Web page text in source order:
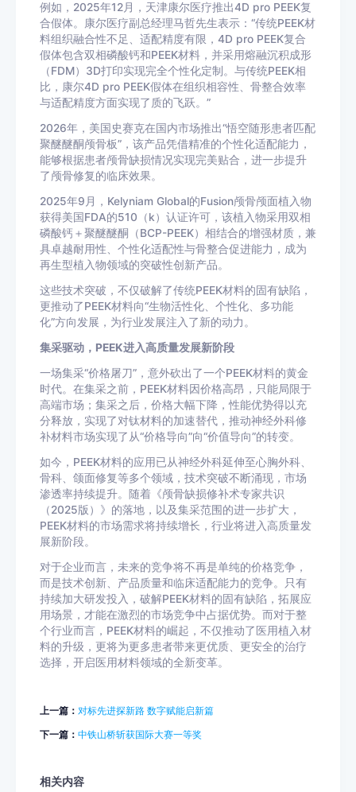
例如，2025年12月，天津康尔医疗推出4D pro PEEK复
合假体。康尔医疗副总经理马哲先生表示：“传统PEEK材
料组织融合性不足、适配精度有限，4D pro PEEK复合
假体包含双相磷酸钙和PEEK材料，并采用熔融沉积成形
（FDM）3D打印实现完全个性化定制。与传统PEEK相
比，康尔4D pro PEEK假体在组织相容性、骨整合效率
与适配精度方面实现了质的飞跃。”
2026年，美国史赛克在国内市场推出“悟空随形患者匹配
聚醚醚酮颅骨板”，该产品凭借精准的个性化适配能力，
能够根据患者颅骨缺损情况实现完美贴合，进一步提升
了颅骨修复的临床效果。
2025年9月，Kelyniam Global的Fusion颅骨颅面植入物
获得美国FDA的510（k）认证许可，该植入物采用双相
磷酸钙＋聚醚醚酮（BCP-PEEK）相结合的增强材质，兼
具卓越耐用性、个性化适配性与骨整合促进能力，成为
再生型植入物领域的突破性创新产品。
这些技术突破，不仅破解了传统PEEK材料的固有缺陷，
更推动了PEEK材料向“生物活性化、个性化、多功能
化”方向发展，为行业发展注入了新的动力。
集采驱动，PEEK进入高质量发展新阶段
一场集采“价格屠刀”，意外砍出了一个PEEK材料的黄金
时代。在集采之前，PEEK材料因价格高昂，只能局限于
高端市场；集采之后，价格大幅下降，性能优势得以充
分释放，实现了对钛材料的加速替代，推动神经外科修
补材料市场实现了从“价格导向”向“价值导向”的转变。
如今，PEEK材料的应用已从神经外科延伸至心胸外科、
骨科、颌面修复等多个领域，技术突破不断涌现，市场
渗透率持续提升。随着《颅骨缺损修补术专家共识
（2025版）》的落地，以及集采范围的进一步扩大，
PEEK材料的市场需求将持续增长，行业将进入高质量发
展新阶段。
对于企业而言，未来的竞争将不再是单纯的价格竞争，
而是技术创新、产品质量和临床适配能力的竞争。只有
持续加大研发投入，破解PEEK材料的固有缺陷，拓展应
用场景，才能在激烈的市场竞争中占据优势。而对于整
个行业而言，PEEK材料的崛起，不仅推动了医用植入材
料的升级，更将为更多患者带来更优质、更安全的治疗
选择，开启医用材料领域的全新变革。
上一篇： 对标先进探新路 数字赋能启新篇
下一篇： 中铁山桥斩获国际大赛一等奖
相关内容